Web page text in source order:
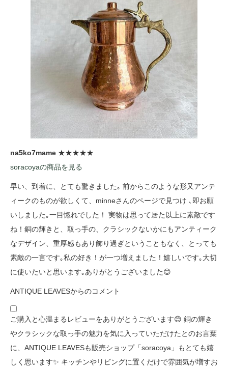
na5ko7mame ★★★★★
soracoyaの商品を見る
早い、到着に、とても驚きました｡ 前からこのような形又アンテ
ィークのものが欲しくて、minneさんのページで見つけ ､即お願
いしました｡一目惚れでした！ 実物は思って居た以上に素敵です
ね！銅の輝きと、取っ手の、クラシックないかにもアンティーク
なデザイン、重厚感もあり飾り過ぎということもなく、とっても
素敵の一言です｡私の好き！が一つ増えました！嬉しいです｡大切
に使いたいと思います｡ありがとうございました😊
ANTIQUE LEAVESからのコメント
ご購入と心温まるレビューをありがとうございます😊 銅の輝き
やクラシックな取っ手の魅力を気に入っていただけたとのお言葉
に、ANTIQUE LEAVESも販売ショップ「soracoya」もとても嬉
しく思います✨ キッチンやリビングに置くだけで雰囲気が増すお